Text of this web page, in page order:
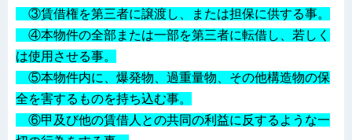
③賃借権を第三者に譲渡し、または担保に供する事。
④本物件の全部または一部を第三者に転借し、若しく
は使用させる事。
⑤本物件内に、爆発物、過重量物、その他構造物の保
全を害するものを持ち込む事。
⑥甲及び他の賃借人との共同の利益に反するような一